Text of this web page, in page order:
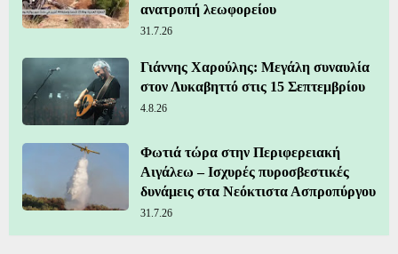
ανατροπή λεωφορείου
31.7.26
Γιάννης Χαρούλης: Μεγάλη συναυλία
στον Λυκαβηττό στις 15 Σεπτεμβρίου
4.8.26
Φωτιά τώρα στην Περιφερειακή
Αιγάλεω – Ισχυρές πυροσβεστικές
δυνάμεις στα Νεόκτιστα Ασπροπύργου
31.7.26